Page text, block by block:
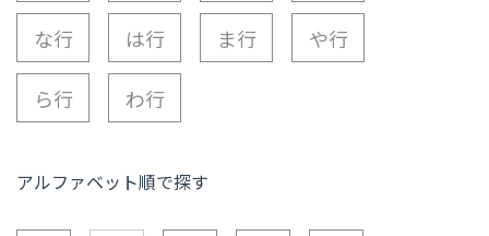
な行 は行 ま行 や行
ら行 わ行
アルファベット順で探す